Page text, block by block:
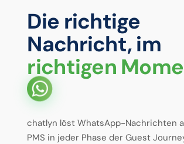
Die richtige
Nachricht, im
richtigen
chatlyn löst WhatsApp-Nachrichten
PMS in jeder Phase der Guest